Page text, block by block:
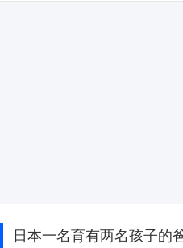
日本一名育有两名孩子的